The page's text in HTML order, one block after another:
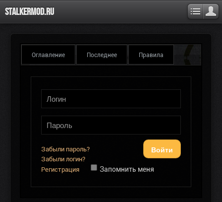
Stalkermod.ru
Оглавление Последнее Правила
Войти
Забыли пароль?
Забыли логин?
Регистрация
Запомнить меня